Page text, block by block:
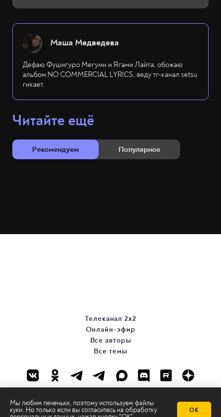
Маша Медведева
Дефаю Фушигуро Мегуми и Ягами Лайта, обожаю
альбом NO COMMERCIAL LYRICS, веду тг-канал setsu
гикает.
Читайте ещё
Рекомендуем Популярное
Мы любим печеньки, поэтому используем файлы
куки. Но только если вы согласитесь на обработку
ОК
Телеканал 2х2
Онлайн-эфир
Все авторы
Все темы